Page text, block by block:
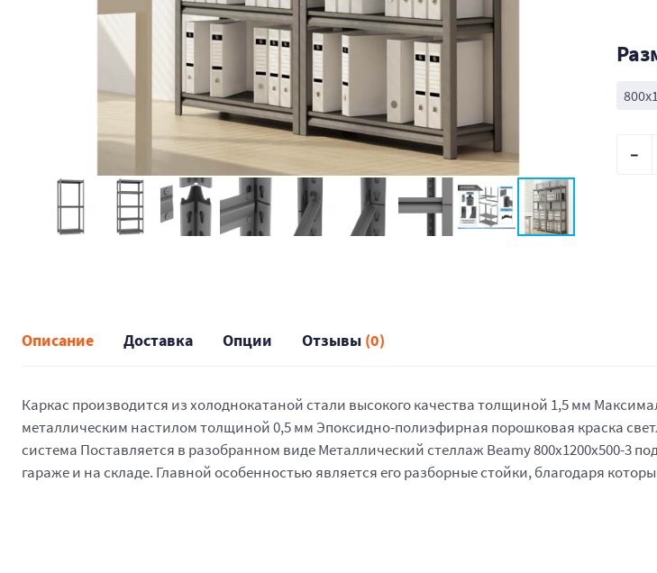
Описание Доставка Опции Отзывы (0)
Каркас производится из холоднокатаной стали высокого качества толщиной 1,5 мм
металлическим настилом толщиной 0,5 мм Эпоксидно-полиэфирная порошковая краска
система Поставляется в разобранном виде Металлический стеллаж Beamy 800x1200x500-3
гараже и на складе. Главной особенностью является его разборные стойки, благодаря